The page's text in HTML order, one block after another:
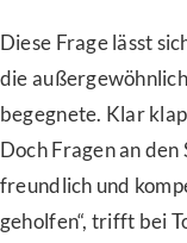
Diese Frage lässt
die
begegnete. Klar
Doch Fragen an
freundlich und
geholfen“, trifft bei